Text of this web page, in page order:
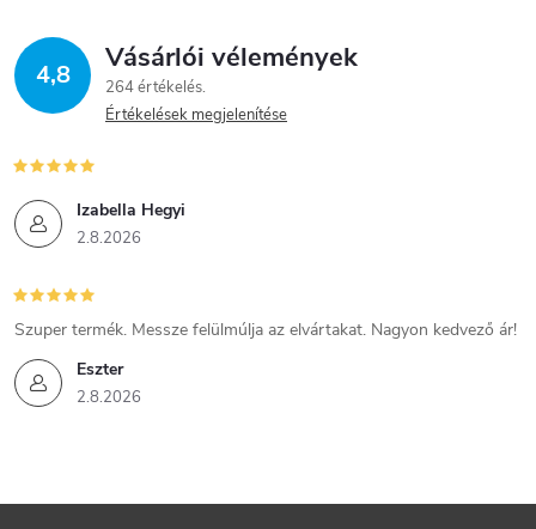
4,8 Vásárlói vélemények
264 értékelés
Értékelések megjelenítése
Izabella Hegyi
2.8.2026
Eszter
2.8.2026
Szuper termék. Messze felülmúlja az elvártakat. Nagyon kedvező ár!